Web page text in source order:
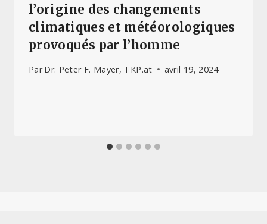
l’origine des changements
climatiques et météorologiques
provoqués par l’homme
Par Dr. Peter F. Mayer, TKP.at avril 19, 2024